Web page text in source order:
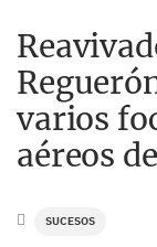
varios
aéreos
SUCESOS